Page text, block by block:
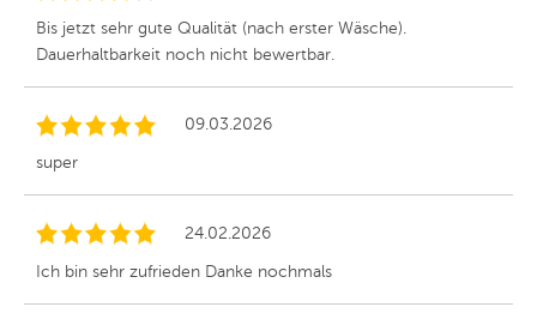
Bis jetzt sehr gute Qualität (nach erster Wäsche).
Dauerhaltbarkeit noch nicht bewertbar.
09.03.2026
super
24.02.2026
Ich bin sehr zufrieden Danke nochmals